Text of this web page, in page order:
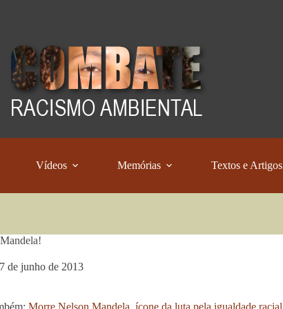
Vídeos Memórias Textos e Artigos
de junho de 2013
Morre Nelson Mandela, ícone da luta pela igualdade racial